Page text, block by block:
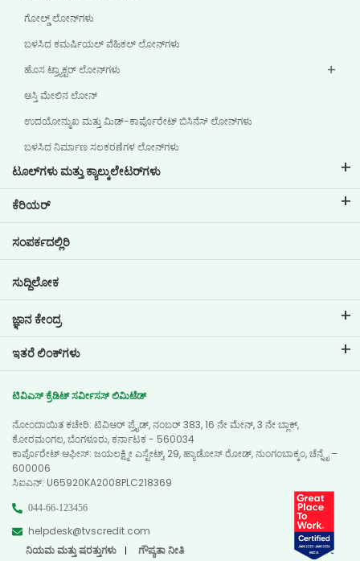
ಗೋಲ್ಡ್ ಲೋನ್‌ಗಳು
ಬಳಸಿದ ಕಮರ್ಷಿಯಲ್ ವೆಹಿಕಲ್ ಲೋನ್‌ಗಳು
ಹೊಸ ಟ್ರ್ಯಾಕ್ಟರ್ ಲೋನ್‌ಗಳು
ಆಸ್ತಿ ಮೇಲಿನ ಲೋನ್
ಉದಯೋನ್ಮುಖ ಮತ್ತು ಮಿಡ್-ಕಾರ್ಪೊರೇಟ್ ಬಿಸಿನೆಸ್ ಲೋನ್‌ಗಳು
ಬಳಸಿದ ನಿರ್ಮಾಣ ಸಲಕರಣೆಗಳ ಲೋನ್‌ಗಳು
ಟೂಲ್‌ಗಳು ಮತ್ತು ಕ್ಯಾಲ್ಕುಲೇಟರ್‌ಗಳು
ಇಎಂಐ ಕ್ಯಾಲ್ಕುಲೇಟರ್
ಲೋನ್ ಇಎಂಐ ಕ್ಯಾಲ್ಕುಲೇಟರ್
ಕಾರ್ ಮೌಲ್ಯಮಾಪನ ಸಾಧನ
ಕೆರಿಯರ್
ಟಿವಿಎಸ್ ಕ್ರೆಡಿಟ್‌ನಲ್ಲಿ ವೃತ್ತಿ ಜೀವನ
ಪ್ರಸ್ತುತ ಖಾಲಿ ಇರುವ ಹುದ್ದೆಗಳು
ಸಂಪರ್ಕದಲ್ಲಿರಿ
ಸುದ್ದಿಲೋಕ
ಜ್ಞಾನ ಕೇಂದ್ರ
ಬ್ಲಾಗ್‌ಗಳು
ಎಫ್ಎಕ್ಯೂ ಗಳು
ಪ್ರಶಂಸಾಪತ್ರಗಳು
ವಿಡಿಯೋ ಗ್ಯಾಲರಿ
ಇತರೆ ಲಿಂಕ್‌ಗಳು
ಡೀಲರ್ ಲೊಕೇಟರ್
ಸೈಟ್ ಮ್ಯಾಪ್
ಟಿವಿಎಸ್ ಕ್ರೆಡಿಟ್ ಸರ್ವೀಸಸ್ ಲಿಮಿಟೆಡ್
ನೋಂದಾಯಿತ ಕಚೇರಿ: ಟಿವಿಆರ್ ಪ್ರೈಡ್, ನಂಬರ್ 383, 16 ನೇ ಮೇನ್, 3 ನೇ ಬ್ಲಾಕ್,
ಕೋರಮಂಗಲ, ಬೆಂಗಳೂರು, ಕರ್ನಾಟಕ - 560034
ಕಾರ್ಪೊರೇಟ್ ಆಫೀಸ್: ಜಯಲಕ್ಷ್ಮೀ ಎಸ್ಟೇಟ್ಸ್, 29, ಹ್ಯಾಡೋಸ್ ರೋಡ್, ನುಂಗಂಬಾಕ್ಕಂ, ಚೆನ್ನೈ –
600006
ಸಿಐಎನ್‌: U65920KA2008PLC218369
044-66-123456
helpdesk@tvscredit.com
ನಿಯಮ ಮತ್ತು ಷರತ್ತುಗಳು
ಗೌಪ್ಯತಾ ನೀತಿ